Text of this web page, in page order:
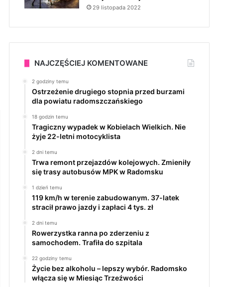
29 listopada 2022
NAJCZĘŚCIEJ KOMENTOWANE
2 godziny temu
Ostrzeżenie drugiego stopnia przed burzami
dla powiatu radomszczańskiego
18 godzin temu
Tragiczny wypadek w Kobielach Wielkich. Nie
żyje 22-letni motocyklista
2 dni temu
Trwa remont przejazdów kolejowych. Zmieniły
się trasy autobusów MPK w Radomsku
1 dzień temu
119 km/h w terenie zabudowanym. 37-latek
stracił prawo jazdy i zapłaci 4 tys. zł
2 dni temu
Rowerzystka ranna po zderzeniu z
samochodem. Trafiła do szpitala
22 godziny temu
Życie bez alkoholu – lepszy wybór. Radomsko
włącza się w Miesiąc Trzeźwości